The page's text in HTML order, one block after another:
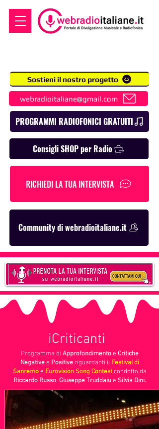
webradioitaliane@gmail.com
PROGRAMMI RADIOFONICI GRATUITI
RICHIEDI LA TUA INTERVISTA
Consigli SHOP per Radio
Sostieni il nostro progetto
Community di webradioitaliane.it
iCriticanti
Programma di Approfondimentoe Critiche
Negativee Positiveriguardanti il Festival di
Sanremoe Eurovision Song Contestcondotto da
Riccardo Russo, Giuseppe Truddaiue Silvia Dini.